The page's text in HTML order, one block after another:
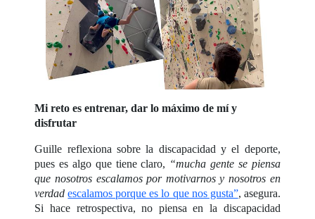
Mi reto es entrenar, dar lo máximo de mí y
disfrutar
Guille reflexiona sobre la discapacidad y el deporte,
pues es algo que tiene claro, “mucha gente se piensa
que nosotros escalamos por motivarnos y nosotros en
verdadescalamos porque es lo que nos gusta”, asegura.
Si hace retrospectiva, no piensa en la discapacidad